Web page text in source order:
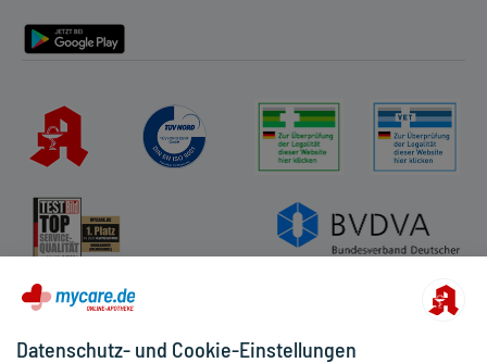
Datenschutz- und Cookie-Einstellungen